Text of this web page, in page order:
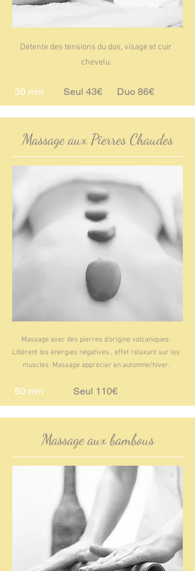
Détente des tensions du dos, visage et cuir
chevelu.
30 min Seul 43€ Duo 86€
Massage aux Pierres Chaudes
Massage avec des pierres d'origine volcaniques.
Libèrent les énergies négatives., effet relaxant sur les
muscles. Massage apprécier en automne/hiver.
60 min Seul 110€
Massage aux bambous